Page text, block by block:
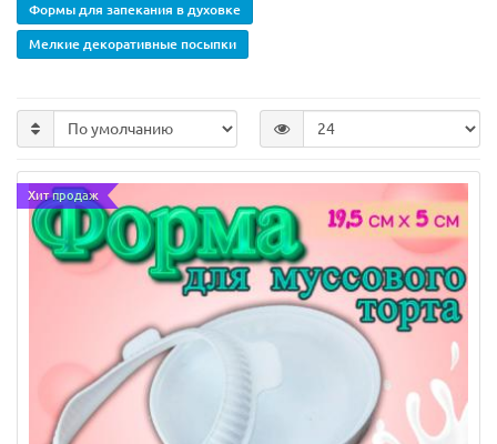
Формы для запекания в духовке
Мелкие декоративные посыпки
Хит продаж